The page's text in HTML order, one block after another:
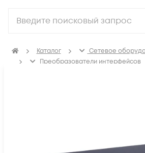
Каталог
Сетевое
Преобразователи интерфейсов